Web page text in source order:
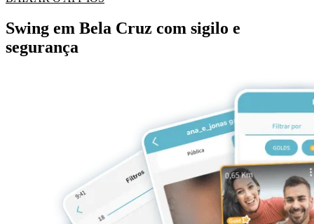
Swing em Bela Cruz com sigilo e
segurança